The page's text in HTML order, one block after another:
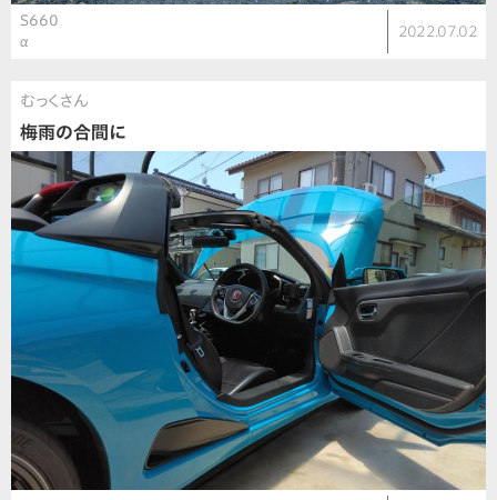
S660
α
2022.07.02
むっくさん
梅雨の合間に